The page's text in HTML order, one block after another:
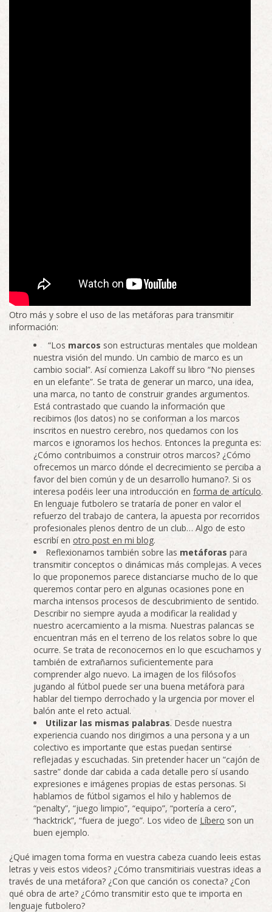
Otro más y sobre el uso de las metáforas para transmitir
información:
“Los marcos son estructuras mentales que moldean
nuestra visión del mundo. Un cambio de marco es un
cambio social”. Así comienza Lakoff su libro “No pienses
en un elefante”. Se trata de generar un marco, una idea,
una marca, no tanto de construir grandes argumentos.
Está contrastado que cuando la información que
recibimos (los datos) no se conforman a los marcos
inscritos en nuestro cerebro, nos quedamos con los
marcos e ignoramos los hechos. Entonces la pregunta es:
¿Cómo contribuimos a construir otros marcos? ¿Cómo
ofrecemos un marco dónde el decrecimiento se perciba a
favor del bien común y de un desarrollo humano?. Si os
interesa podéis leer una introducción en forma de artículo.
En lenguaje futbolero se trataría de poner en valor el
refuerzo del trabajo de cantera, la apuesta por recorridos
profesionales plenos dentro de un club… Algo de esto
escribí en otro post en mi blog.
Reflexionamos también sobre las metáforas para
transmitir conceptos o dinámicas más complejas. A veces
lo que proponemos parece distanciarse mucho de lo que
queremos contar pero en algunas ocasiones pone en
marcha intensos procesos de descubrimiento de sentido.
Describir no siempre ayuda a modificar la realidad y
nuestro acercamiento a la misma. Nuestras palancas se
encuentran más en el terreno de los relatos sobre lo que
ocurre. Se trata de reconocernos en lo que escuchamos y
también de extrañarnos suficientemente para
comprender algo nuevo. La imagen de los filósofos
jugando al fútbol puede ser una buena metáfora para
hablar del tiempo derrochado y la urgencia por mover el
balón ante el reto actual.
Utilizar las mismas palabras. Desde nuestra
experiencia cuando nos dirigimos a una persona y a un
colectivo es importante que estas puedan sentirse
reflejadas y escuchadas. Sin pretender hacer un “cajón de
sastre” donde dar cabida a cada detalle pero sí usando
expresiones e imágenes propias de estas personas. Si
hablamos de fútbol sigamos el hilo y hablemos de
“penalty”, “juego limpio”, “equipo”, “portería a cero”,
“hacktrick”, “fuera de juego”. Los video de Líbero son un
buen ejemplo.
¿Qué imagen toma forma en vuestra cabeza cuando leeis estas
letras y veis estos videos? ¿Cómo transmitiriais vuestras ideas a
través de una metáfora? ¿Con que canción os conecta? ¿Con
qué obra de arte? ¿Cómo transmitir esto que te importa en
lenguaje futbolero?